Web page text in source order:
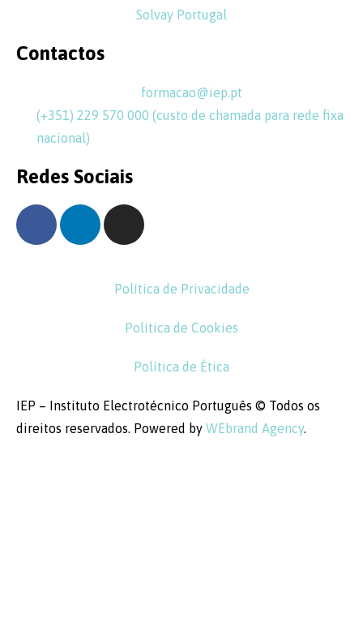
Solvay Portugal
Contactos
formacao@iep.pt
(+351) 229 570 000 (custo de chamada para rede fixa
nacional)
Redes Sociais
Política de Privacidade
Política de Cookies
Política de Ética
IEP – Instituto Electrotécnico Português © Todos os
direitos reservados. Powered by WEbrand Agency.